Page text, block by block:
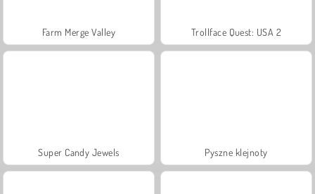
Farm Merge Valley Trollface Quest: USA 2
Super Candy Jewels Pyszne klejnoty